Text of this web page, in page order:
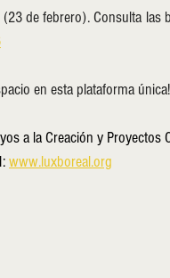
de febrero). Consulta las
en esta plataforma única!
a la Creación y Proyectos
www.luxboreal.org